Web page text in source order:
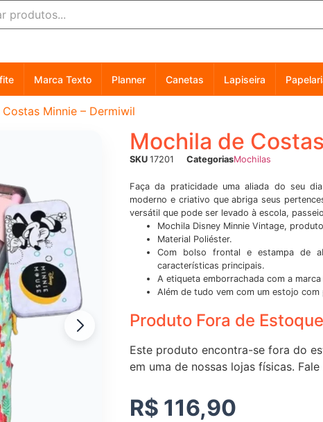
Marca Texto Planner Canetas Lapiseira
Minnie – Dermiwil
Mochila de
SKU 17201 CategoriasMochilas
Faça da praticidade uma aliada do seu
moderno e criativo que abriga seus
versátil que pode ser levado à escola,
Mochila Disney Minnie Vintage,
Material Poliéster.
Com bolso frontal e estampa de
características principais.
A etiqueta emborrachada com a
Além de tudo vem com um estojo
Produto Fora de Estoque
Este produto encontra-se fora do
em uma de nossas lojas físicas.
R$ 116,90